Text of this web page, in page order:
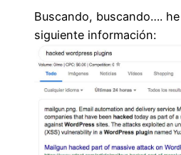
Buscando, buscando….
siguiente información: